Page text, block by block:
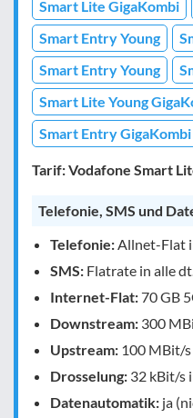
Smart Lite GigaKombi
Smart Entry Young
Smart Entry Young
Smart Lite Young
Smart Entry GigaKombi
Tarif: Vodafone Smart
Telefonie, SMS und
Telefonie: Allnet-Flat
SMS: Flatrate in alle
Internet-Flat:70 GB
Downstream: 300
Upstream: 100 MBit/s
Drosselung: 32 kBit/s
Datenautomatik: ja